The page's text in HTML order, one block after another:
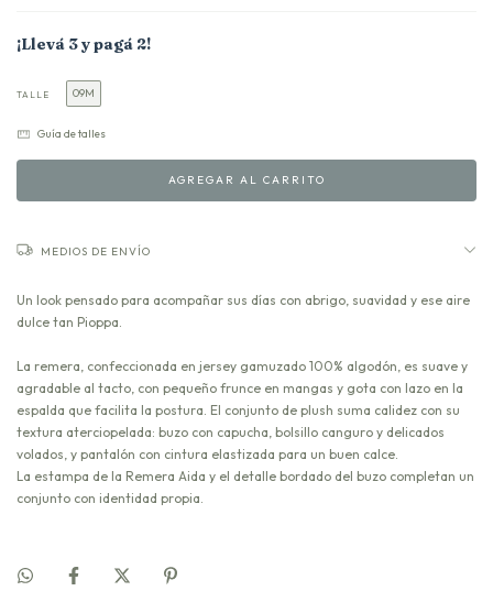
¡Llevá 3 y pagá 2!
TALLE 09M
Guía de talles
MEDIOS DE ENVÍO
Un look pensado para acompañar sus días con abrigo, suavidad y ese aire
dulce tan Pioppa.
La remera, confeccionada en jersey gamuzado 100% algodón, es suave y
agradable al tacto, con pequeño frunce en mangas y gota con lazo en la
espalda que facilita la postura. El conjunto de plush suma calidez con su
textura aterciopelada: buzo con capucha, bolsillo canguro y delicados
volados, y pantalón con cintura elastizada para un buen calce.
La estampa de la Remera Aida y el detalle bordado del buzo completan un
conjunto con identidad propia.